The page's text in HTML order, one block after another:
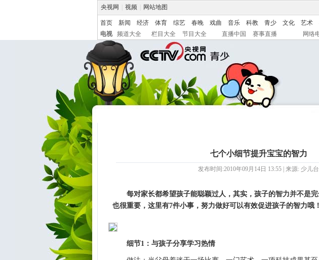
央视网 视频 网站地图
首页 新闻 经济 体育 综艺 春晚 戏曲 音乐 科教 青少 文化 艺术
电视
频道大全 栏目大全 节目大全 直播中国 赛事直播 网络
七个小细节提升宝宝的智力
发布时间:2010年09月14日 13:55 | 来源: 少儿台
每对家长都希望孩子能聪颖过人，其实，孩子的智力并不是
也很重要，这里有7件小事，努力做好可以有效促进孩子的智力哦！
细节1：与孩子分享学习热情